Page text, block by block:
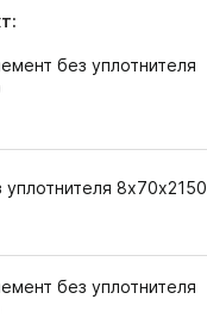
без уплотнителя
уплотнителя 8х70х2150
без уплотнителя